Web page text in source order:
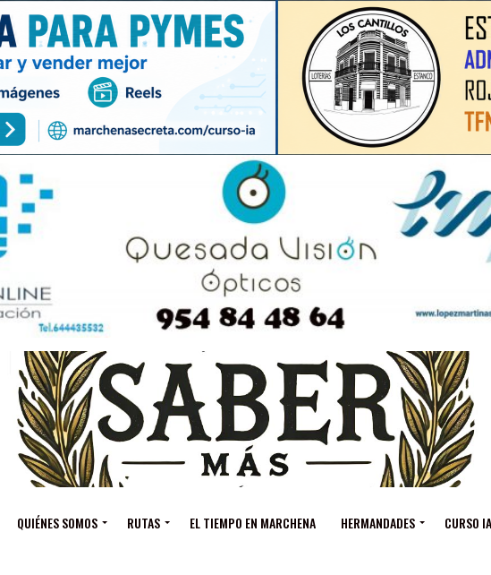
QUIÉNES SOMOS RUTAS EL TIEMPO EN MARCHENA HERMANDADES CURSO IA